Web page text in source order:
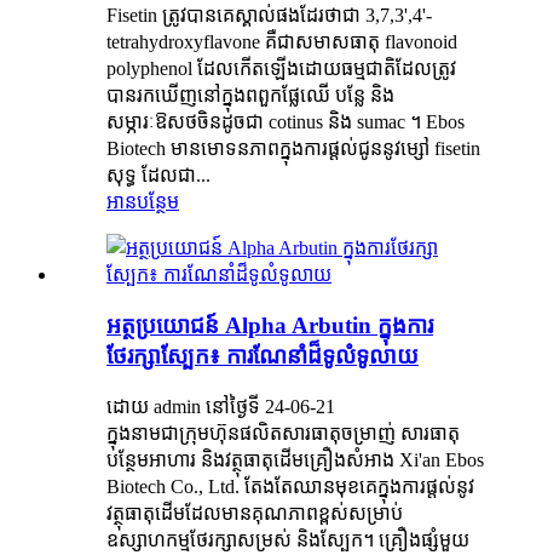
Fisetin ត្រូវបានគេស្គាល់ផងដែរថាជា 3,7,3',4'-
tetrahydroxyflavone គឺជាសមាសធាតុ flavonoid
polyphenol ដែលកើតឡើងដោយធម្មជាតិដែលត្រូវ
បានរកឃើញនៅក្នុងពពួកផ្លែឈើ បន្លែ និង
សម្ភារៈឱសថចិនដូចជា cotinus និង sumac ។ Ebos
Biotech មានមោទនភាពក្នុងការផ្តល់ជូននូវម្សៅ fisetin
សុទ្ធ ដែលជា...
អានបន្ថែម
អត្ថប្រយោជន៍ Alpha Arbutin ក្នុងការ
ថែរក្សាស្បែក៖ ការណែនាំដ៏ទូលំទូលាយ
ដោយ admin នៅថ្ងៃទី 24-06-21
ក្នុងនាមជាក្រុមហ៊ុនផលិតសារធាតុចម្រាញ់ សារធាតុ
បន្ថែមអាហារ និងវត្ថុធាតុដើមគ្រឿងសំអាង Xi'an Ebos
Biotech Co., Ltd. តែងតែឈានមុខគេក្នុងការផ្តល់នូវ
វត្ថុធាតុដើមដែលមានគុណភាពខ្ពស់សម្រាប់
ឧស្សាហកម្មថែរក្សាសម្រស់ និងស្បែក។ គ្រឿងផ្សំ​មួយ​